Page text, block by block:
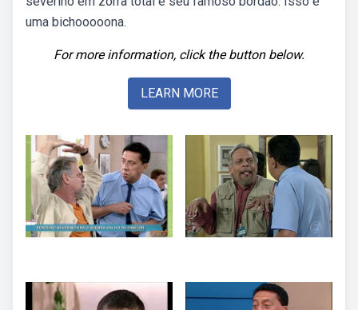
uma bichooooona.
For more information, click the button below.
LEARN MORE